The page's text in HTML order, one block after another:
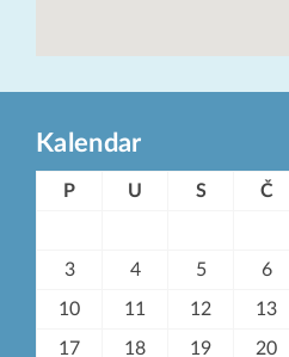
Kalendar
P U S Č
3 4 5 6
10 11 12 13
17 18 19 20